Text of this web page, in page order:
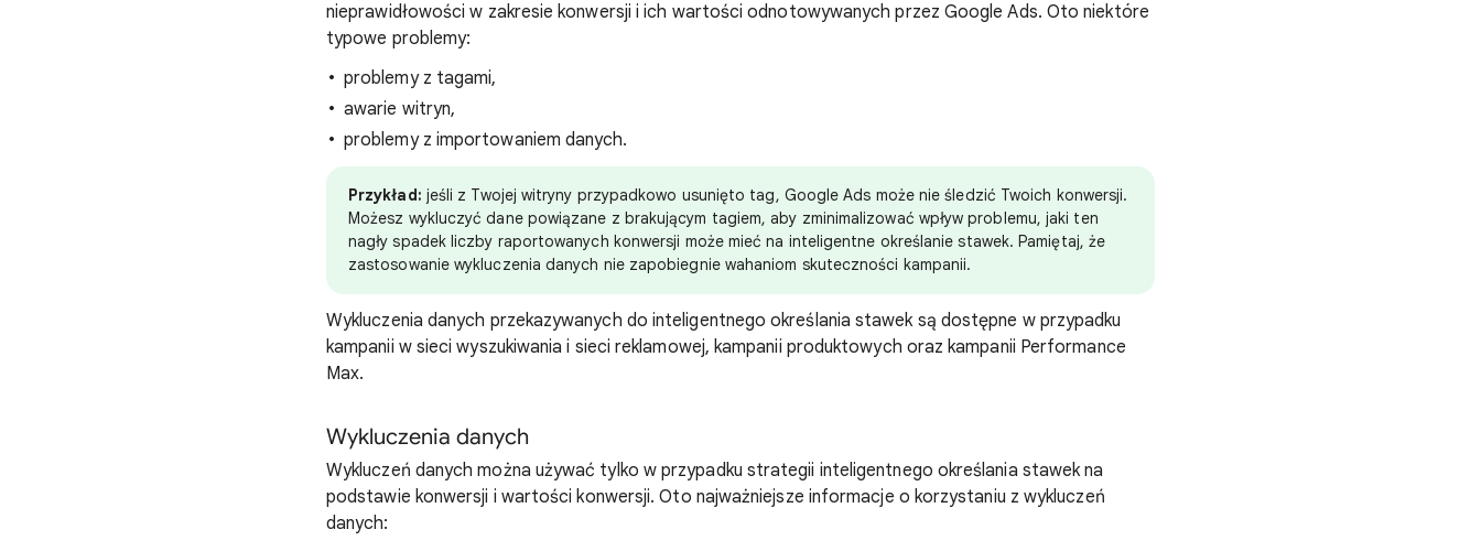
nieprawidłowości w zakresie konwersji i ich wartości odnotowywanych przez Google Ads. Oto niektóre
typowe problemy:
problemy z tagami,
awarie witryn,
problemy z importowaniem danych.
Przykład: jeśli z Twojej witryny przypadkowo usunięto tag, Google Ads może nie śledzić Twoich konwersji.
Możesz wykluczyć dane powiązane z brakującym tagiem, aby zminimalizować wpływ problemu, jaki ten
nagły spadek liczby raportowanych konwersji może mieć na inteligentne określanie stawek. Pamiętaj, że
zastosowanie wykluczenia danych nie zapobiegnie wahaniom skuteczności kampanii.
Wykluczenia danych przekazywanych do inteligentnego określania stawek są dostępne w przypadku
kampanii w sieci wyszukiwania i sieci reklamowej, kampanii produktowych oraz kampanii Performance
Max.
Wykluczenia danych
Wykluczeń danych można używać tylko w przypadku strategii inteligentnego określania stawek na
podstawie konwersji i wartości konwersji. Oto najważniejsze informacje o korzystaniu z wykluczeń
danych: